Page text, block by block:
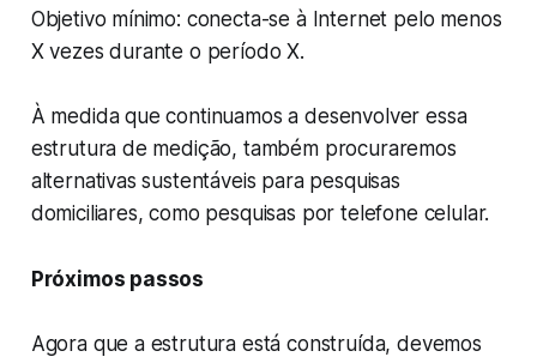
Objetivo mínimo: conecta-se à Internet pelo menos
X vezes durante o período X.
À medida que continuamos a desenvolver essa
estrutura de medição, também procuraremos
alternativas sustentáveis para pesquisas
domiciliares, como pesquisas por telefone celular.
Próximos passos
Agora que a estrutura está construída, devemos